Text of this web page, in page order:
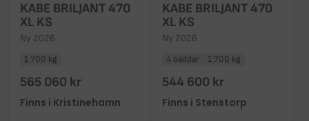
KABE BRILJANT 470
XL KS
Ny 2026
1 700 kg
565 060 kr
Finns i Kristinehamn
KABE BRILJANT 470
XL KS
Ny 2026
4 bäddar 1 700 kg
544 600 kr
Finns i Stenstorp